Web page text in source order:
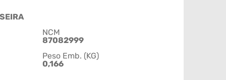
NCM
87082999
Peso Emb. (KG)
0,166